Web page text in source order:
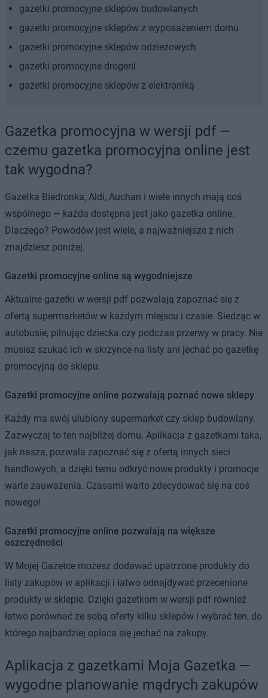
gazetki promocyjne sklepów budowlanych
gazetki promocyjne sklepów z wyposażeniem domu
gazetki promocyjne sklepów odzieżowych
gazetki promocyjne drogerii
gazetki promocyjne sklepów z elektroniką
Gazetka promocyjna w wersji pdf —
czemu gazetka promocyjna online jest
tak wygodna?
Gazetka Biedronka, Aldi, Auchan i wiele innych mają coś
wspólnego — każda dostępna jest jako gazetka online.
Dlaczego? Powodów jest wiele, a najważniejsze z nich
znajdziesz poniżej.
Gazetki promocyjne online są wygodniejsze
Aktualne gazetki w wersji pdf pozwalają zapoznać się z
ofertą supermarketów w każdym miejscu i czasie. Siedząc w
autobusie, pilnując dziecka czy podczas przerwy w pracy. Nie
musisz szukać ich w skrzynce na listy ani jechać po gazetkę
promocyjną do sklepu.
Gazetki promocyjne online pozwalają poznać nowe sklepy
Każdy ma swój ulubiony supermarket czy sklep budowlany.
Zazwyczaj to ten najbliżej domu. Aplikacja z gazetkami taka,
jak nasza, pozwala zapoznać się z ofertą innych sieci
handlowych, a dzięki temu odkryć nowe produkty i promocje
warte zauważenia. Czasami warto zdecydować się na coś
nowego!
Gazetki promocyjne online pozwalają na większe
oszczędności
W Mojej Gazetce możesz dodawać upatrzone produkty do
listy zakupów w aplikacji i łatwo odnajdywać przecenione
produkty w sklepie. Dzięki gazetkom w wersji pdf również
łatwo porównać ze sobą oferty kilku sklepów i wybrać ten, do
którego najbardziej opłaca się jechać na zakupy.
Aplikacja z gazetkami Moja Gazetka —
wygodne planowanie mądrych zakupów